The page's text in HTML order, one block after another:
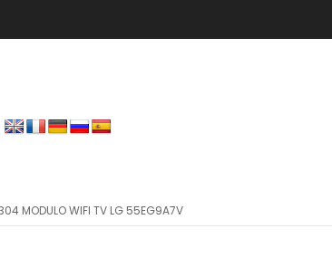
MODULO WIFI TV LG 55EG9A7V